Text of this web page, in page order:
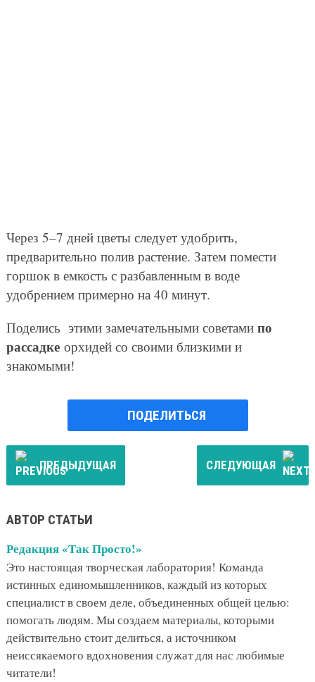
Через 5–7 дней цветы следует удобрить,
предварительно полив растение. Затем помести
горшок в емкость с разбавленным в воде
удобрением примерно на 40 минут.
Поделись этими замечательными советами по
рассадкеорхидей со своими близкими и
знакомыми!
ПОДЕЛИТЬСЯ
ПРЕДЫДУЩАЯ СЛЕДУЮЩАЯ
АВТОР СТАТЬИ
Редакция «Так Просто!»
Это настоящая творческая лаборатория! Команда
истинных единомышленников, каждый из которых
специалист в своем деле, объединенных общей целью:
помогать людям. Мы создаем материалы, которыми
действительно стоит делиться, а источником
неиссякаемого вдохновения служат для нас любимые
читатели!